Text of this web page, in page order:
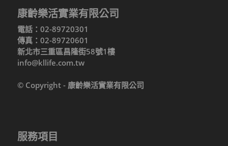
康齡樂活實業有限公司
電話：02-89720301
傳真：02-89720601
新北市三重區昌隆街58號1樓
info@kllife.com.tw
© Copyright - 康齡樂活實業有限公司
服務項目